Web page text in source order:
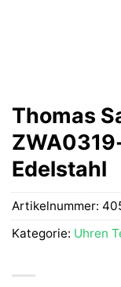
Thomas
Edelstahl
Artikelnummer:
Kategorie: Uhren